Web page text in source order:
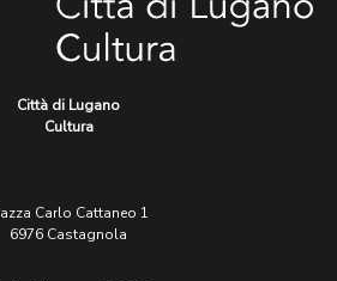
Città di Lugano
Cultura
Carlo Cattaneo 1
6976 Castagnola